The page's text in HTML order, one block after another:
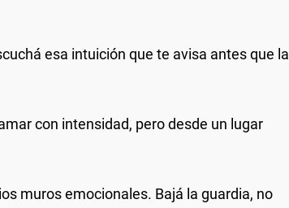
esa intuición que te avisa antes que la
con intensidad, pero desde un lugar
muros emocionales. Bajá la guardia, no